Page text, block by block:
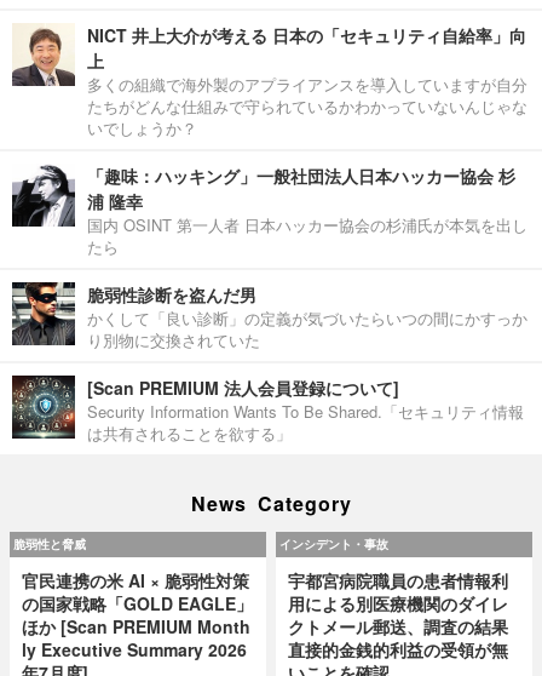
NICT 井上大介が考える 日本の「セキュリティ自給率」向
上
多くの組織で海外製のアプライアンスを導入していますが自分
たちがどんな仕組みで守られているかわかっていないんじゃな
いでしょうか？
「趣味：ハッキング」一般社団法人日本ハッカー協会 杉
浦 隆幸
国内 OSINT 第一人者 日本ハッカー協会の杉浦氏が本気を出し
たら
脆弱性診断を盗んだ男
かくして「良い診断」の定義が気づいたらいつの間にかすっか
り別物に交換されていた
[Scan PREMIUM 法人会員登録について]
Security Information Wants To Be Shared.「セキュリティ情報
は共有されることを欲する」
News Category
脆弱性と脅威
官民連携の米 AI × 脆弱性対策
の国家戦略「GOLD EAGLE」
ほか [Scan PREMIUM Month
ly Executive Summary 2026
インシデント・事故
宇都宮病院職員の患者情報利
用による別医療機関のダイレ
クトメール郵送、調査の結果
直接的金銭的利益の受領が無